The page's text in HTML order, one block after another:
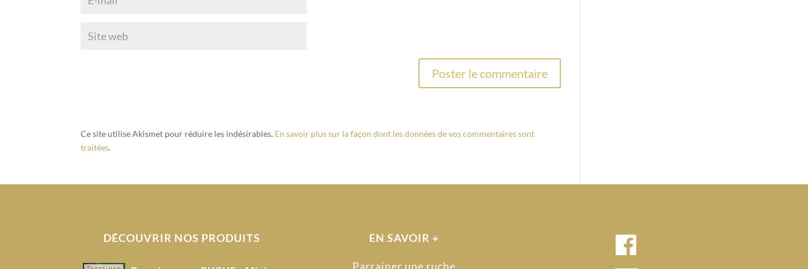
Ce site utilise Akismet pour réduire les indésirables. En savoir plus sur la façon dont les données de vos commentaires sont
traitées.
DÉCOUVRIR NOS PRODUITS EN SAVOIR +
Parrainer une ruche